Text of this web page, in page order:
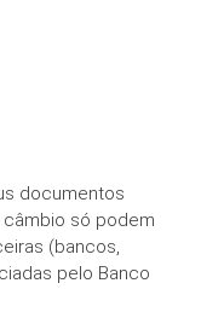
documentos
câmbio só podem
(bancos,
pelo Banco